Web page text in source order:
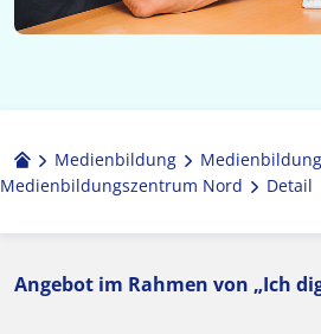
Medienbildung
Medienbildungszentrum Nord
Detail
Angebot im Rahmen von „Ich